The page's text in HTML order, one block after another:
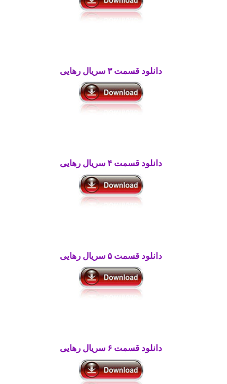
دانلود قسمت ۳ سریال رهایی
دانلود قسمت ۴ سریال رهایی
دانلود قسمت ۵ سریال رهایی
دانلود قسمت ۶ سریال رهایی